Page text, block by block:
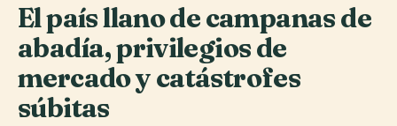
El país llano de campanas de
abadía, privilegios de
mercado y catástrofes
súbitas